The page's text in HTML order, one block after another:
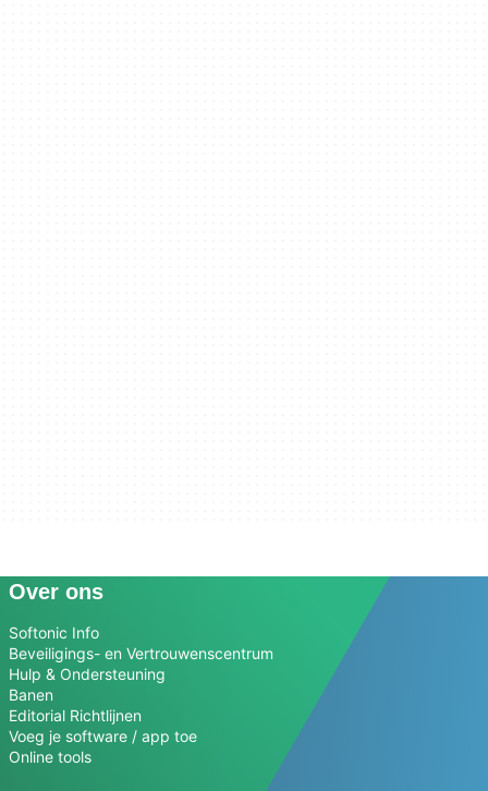
Over ons
Softonic Info
Beveiligings- en Vertrouwenscentrum
Hulp & Ondersteuning
Banen
Editorial Richtlijnen
Voeg je software / app toe
Online tools